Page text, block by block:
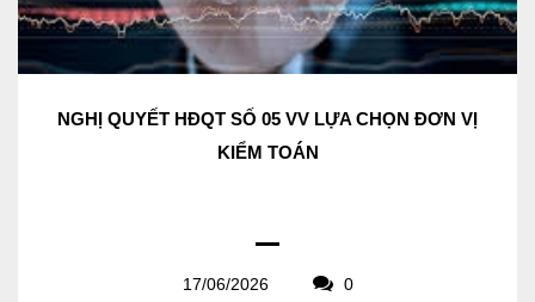
NGHỊ QUYẾT HĐQT SỐ 05 VV LỰA CHỌN ĐƠN VỊ
KIỂM TOÁN
17/06/2026 0